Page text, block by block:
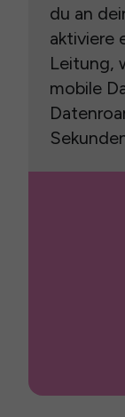
du an
aktiviere
Leitung,
mobile